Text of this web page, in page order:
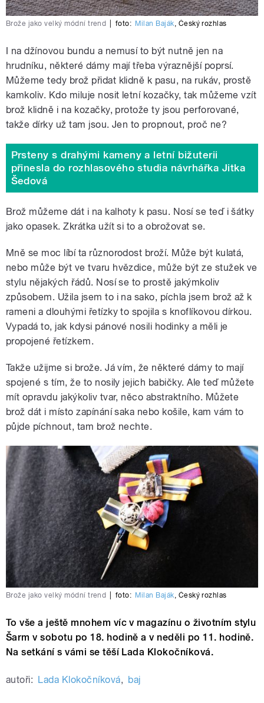
Brože jako velký módní trend foto: Milan Baják, Český rozhlas
I na džínovou bundu a nemusí to být nutně jen na
hrudníku, některé dámy mají třeba výraznější poprsí.
Můžeme tedy brož přidat klidně k pasu, na rukáv, prostě
kamkoliv. Kdo miluje nosit letní kozačky, tak můžeme vzít
brož klidně i na kozačky, protože ty jsou perforované,
takže dírky už tam jsou. Jen to propnout, proč ne?
Prsteny s drahými kameny a letní bižuterii
přinesla do rozhlasového studia návrhářka Jitka
Šedová
Brož můžeme dát i na kalhoty k pasu. Nosí se teď i šátky
jako opasek. Zkrátka užít si to a obrožovat se.
Mně se moc líbí ta různorodost broží. Může být kulatá,
nebo může být ve tvaru hvězdice, může být ze stužek ve
stylu nějakých řádů. Nosí se to prostě jakýmkoliv
způsobem. Užila jsem to i na sako, píchla jsem brož až k
rameni a dlouhými řetízky to spojila s knoflíkovou dírkou.
Vypadá to, jak kdysi pánové nosili hodinky a měli je
propojené řetízkem.
Takže užijme si brože. Já vím, že některé dámy to mají
spojené s tím, že to nosily jejich babičky. Ale teď můžete
mít opravdu jakýkoliv tvar, něco abstraktního. Můžete
brož dát i místo zapínání saka nebo košile, kam vám to
půjde píchnout, tam brož nechte.
Brože jako velký módní trend foto: Milan Baják Český rozhlas
To vše a ještě mnohem víc v magazínu o životním stylu
Šarm v sobotu po 18. hodině a v neděli po 11. hodině.
Na setkání s vámi se těší Lada Klokočníková.
autoři: Lada Klokočníková, baj